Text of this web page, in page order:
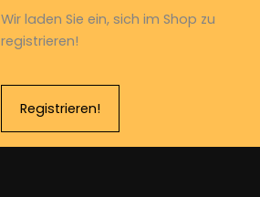
Wir laden Sie ein, sich im Shop zu
registrieren!
Registrieren!